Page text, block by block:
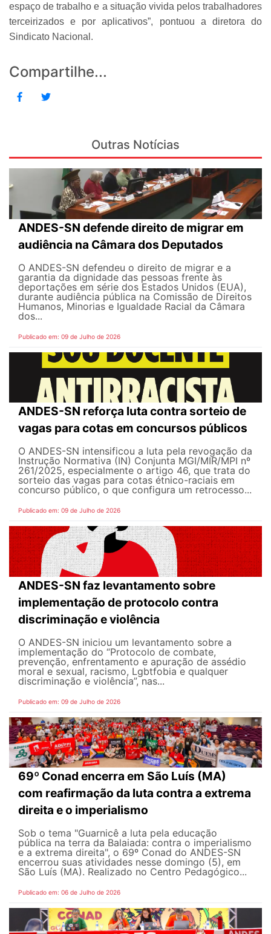
espaço de trabalho e a situação vivida pelos trabalhadores
terceirizados e por aplicativos”, pontuou a diretora do
Sindicato Nacional.
Compartilhe...
Outras Notícias
ANDES-SN defende direito de migrar em
audiência na Câmara dos Deputados
O ANDES-SN defendeu o direito de migrar e a
garantia da dignidade das pessoas frente às
deportações em série dos Estados Unidos (EUA),
durante audiência pública na Comissão de Direitos
Humanos, Minorias e Igualdade Racial da Câmara
dos...
Publicado em: 09 de Julho de 2026
ANDES-SN reforça luta contra sorteio de
vagas para cotas em concursos públicos
O ANDES-SN intensificou a luta pela revogação da
Instrução Normativa (IN) Conjunta MGI/MIR/MPI nº
261/2025, especialmente o artigo 46, que trata do
sorteio das vagas para cotas étnico-raciais em
concurso público, o que configura um retrocesso...
Publicado em: 09 de Julho de 2026
ANDES-SN faz levantamento sobre
implementação de protocolo contra
discriminação e violência
O ANDES-SN iniciou um levantamento sobre a
implementação do “Protocolo de combate,
prevenção, enfrentamento e apuração de assédio
moral e sexual, racismo, Lgbtfobia e qualquer
discriminação e violência”, nas...
Publicado em: 09 de Julho de 2026
69º Conad encerra em São Luís (MA)
com reafirmação da luta contra a extrema
direita e o imperialismo
Sob o tema "Guarnicê a luta pela educação
pública na terra da Balaiada: contra o imperialismo
e a extrema direita", o 69º Conad do ANDES-SN
encerrou suas atividades nesse domingo (5), em
São Luís (MA). Realizado no Centro Pedagógico...
Publicado em: 06 de Julho de 2026